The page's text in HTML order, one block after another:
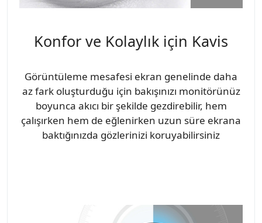
Konfor ve Kolaylık için Kavis
Görüntüleme mesafesi ekran genelinde daha
az fark oluşturduğu için bakışınızı monitörünüz
boyunca akıcı bir şekilde gezdirebilir, hem
çalışırken hem de eğlenirken uzun süre ekrana
baktığınızda gözlerinizi koruyabilirsiniz